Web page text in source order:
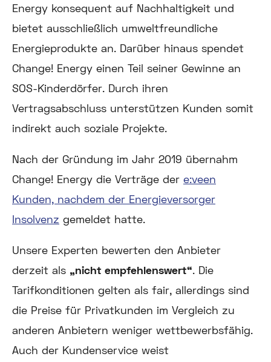
Energy konsequent auf Nachhaltigkeit und
bietet ausschließlich umweltfreundliche
Energieprodukte an. Darüber hinaus spendet
Change! Energy einen Teil seiner Gewinne an
SOS-Kinderdörfer. Durch ihren
Vertragsabschluss unterstützen Kunden somit
indirekt auch soziale Projekte.
Nach der Gründung im Jahr 2019 übernahm
Change! Energy die Verträge der e:veen
Kunden, nachdem der Energieversorger
Insolvenz gemeldet hatte.
Unsere Experten bewerten den Anbieter
derzeit als „nicht empfehlenswert“. Die
Tarifkonditionen gelten als fair, allerdings sind
die Preise für Privatkunden im Vergleich zu
anderen Anbietern weniger wettbewerbsfähig.
Auch der Kundenservice weist